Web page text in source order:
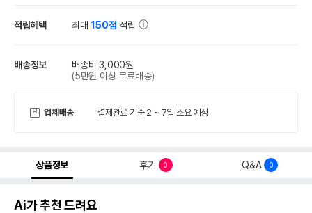
적립혜택 최대150점 적립
배송정보
배송비 3,000원
(5만원 이상 무료배송)
업체배송 결제완료 기준 2 ~ 7일 소요 예정
상품정보 후기 0 Q&A 0
Ai가 추천 드려요